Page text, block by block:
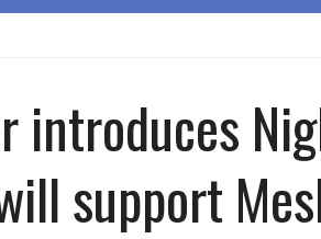
introduces
support